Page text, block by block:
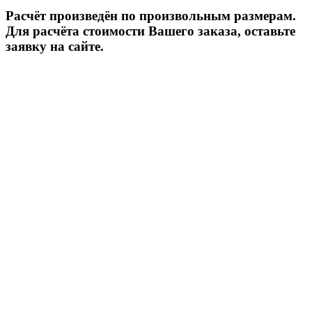
Расчёт произведён по произвольным размерам.
Для расчёта стоимости Вашего заказа, оставьте
заявку на сайте.